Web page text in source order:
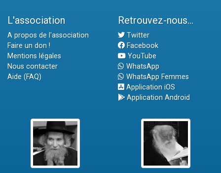
L'association
A propos de l'association
Faire un don !
Mentions légales
Nous contacter
Aide (FAQ)
Retrouvez-nous...
Twitter
Facebook
YouTube
WhatsApp
WhatsApp Femmes
Application iOS
Application Android